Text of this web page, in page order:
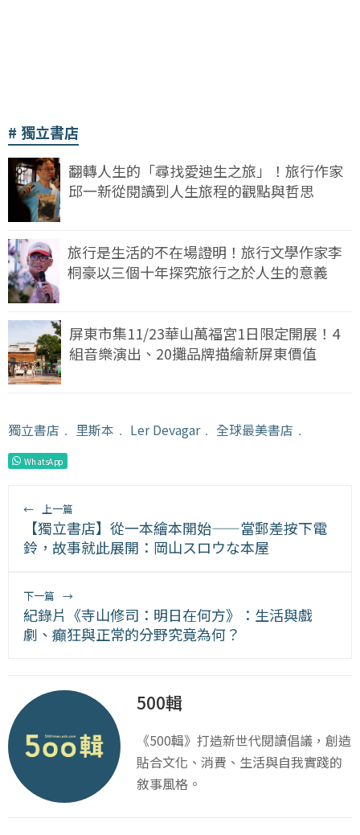
獨立書店
翻轉人生的「尋找愛迪生之旅」！旅行作家
邱一新從閱讀到人生旅程的觀點與哲思
旅行是生活的不在場證明！旅行文學作家李
桐豪以三個十年探究旅行之於人生的意義
屏東市集11/23華山萬福宮1日限定開展！4
組音樂演出、20攤品牌描繪新屏東價值
獨立書店 ﹒ 里斯本 ﹒ Ler Devagar﹒ 全球最美書店 ﹒
WhatsApp
← 上一篇
【獨立書店】從一本繪本開始——當郵差按下電
鈴，故事就此展開：岡山スロウな本屋
下一篇 →
紀錄片《寺山修司：明日在何方》：生活與戲
劇、癲狂與正常的分野究竟為何？
500輯
《500輯》打造新世代閱讀倡議，創造
貼合文化、消費、生活與自我實踐的
敘事風格。